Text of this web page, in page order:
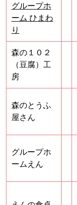
グループホ
ーム ひまわ
り
森の１０２
（豆腐）工
房
森のとうふ
屋さん
グループホ
ームえん